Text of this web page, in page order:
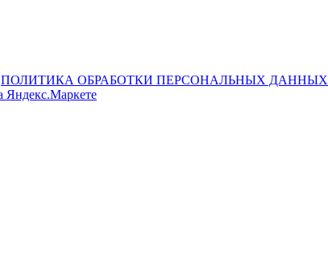
ПОЛИТИКА ОБРАБОТКИ ПЕРСОНАЛЬНЫХ ДАННЫХ